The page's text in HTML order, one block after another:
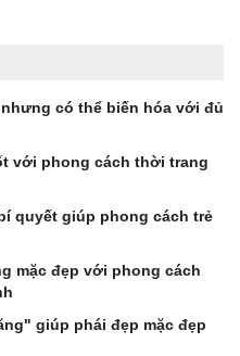
có thể biến hóa với đủ
với phong cách thời trang
quyết giúp phong cách trẻ
mặc đẹp với phong cách
giúp phái đẹp mặc đẹp